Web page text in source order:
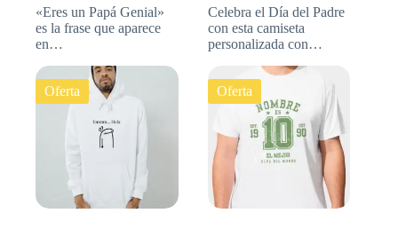
«Eres un Papá Genial»
es la frase que aparece
en…
Celebra el Día del Padre
con esta camiseta
personalizada con…
Oferta Oferta